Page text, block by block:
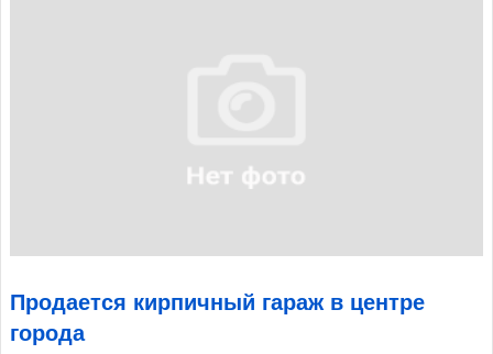
Продается кирпичный гараж в центре
города